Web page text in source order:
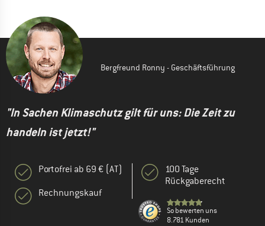
Bergfreund Ronny - Geschäftsführung
"In Sachen Klimaschutz gilt für uns: Die Zeit zu
handeln ist jetzt!"
Portofrei ab 69 € (AT)
Rechnungskauf
100 Tage
Rückgaberecht
So bewerten uns
8.781 Kunden